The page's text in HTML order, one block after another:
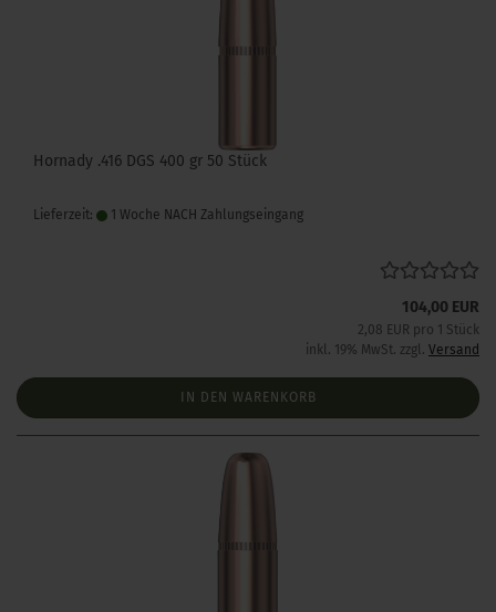
Hornady .416 DGS 400 gr 50 Stück
Lieferzeit: 1 Woche NACH Zahlungseingang
104,00 EUR
2,08 EUR pro 1 Stück
inkl. 19% MwSt. zzgl. Versand
IN DEN WARENKORB